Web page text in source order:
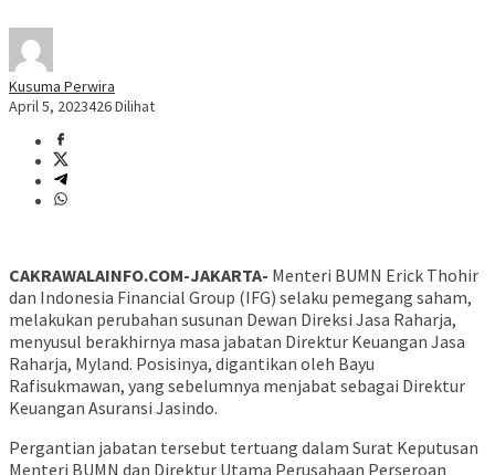
Kusuma Perwira
April 5, 2023426 Dilihat
CAKRAWALAINFO.COM-JAKARTA- Menteri BUMN Erick Thohir
dan Indonesia Financial Group (IFG) selaku pemegang saham,
melakukan perubahan susunan Dewan Direksi Jasa Raharja,
menyusul berakhirnya masa jabatan Direktur Keuangan Jasa
Raharja, Myland. Posisinya, digantikan oleh Bayu
Rafisukmawan, yang sebelumnya menjabat sebagai Direktur
Keuangan Asuransi Jasindo.
Pergantian jabatan tersebut tertuang dalam Surat Keputusan
Menteri BUMN dan Direktur Utama Perusahaan Perseroan